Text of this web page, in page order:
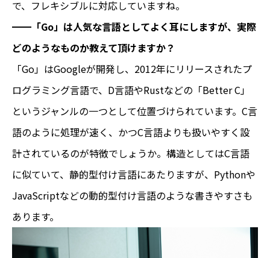
で、フレキシブルに対応していますね。
━━「Go」は人気な言語としてよく耳にしますが、実際
どのようなものか教えて頂けますか？
「Go」はGoogleが開発し、2012年にリリースされたプ
ログラミング言語で、D言語やRustなどの「Better C」
というジャンルの一つとして位置づけられています。C言
語のように処理が速く、かつC言語よりも扱いやすく設
計されているのが特徴でしょうか。構造としてはC言語
に似ていて、静的型付け言語にあたりますが、Pythonや
JavaScriptなどの動的型付け言語のような書きやすさも
あります。